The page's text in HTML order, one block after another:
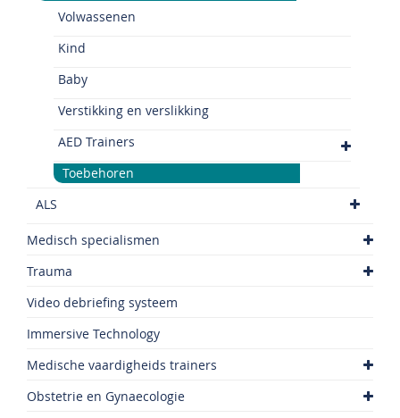
Volwassenen
Kind
Baby
Verstikking en verslikking
AED Trainers
Toebehoren
ALS
Medisch specialismen
Trauma
Video debriefing systeem
Immersive Technology
Medische vaardigheids trainers
Obstetrie en Gynaecologie